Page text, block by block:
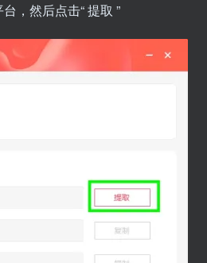
，然后点击“ 提取 ”